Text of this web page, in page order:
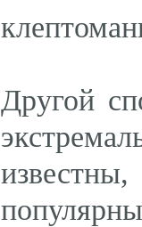
Другой